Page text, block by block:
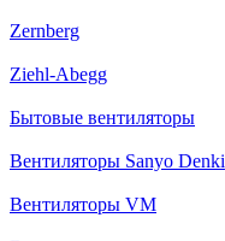
Zernberg
Ziehl-Abegg
Бытовые вентиляторы
Вентиляторы Sanyo Denki
Вентиляторы VM